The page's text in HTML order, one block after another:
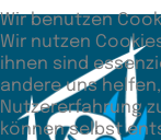
Wir benutzen
Wir nutzen
ihnen sind
andere uns
Nutzererfahrung
können selbst